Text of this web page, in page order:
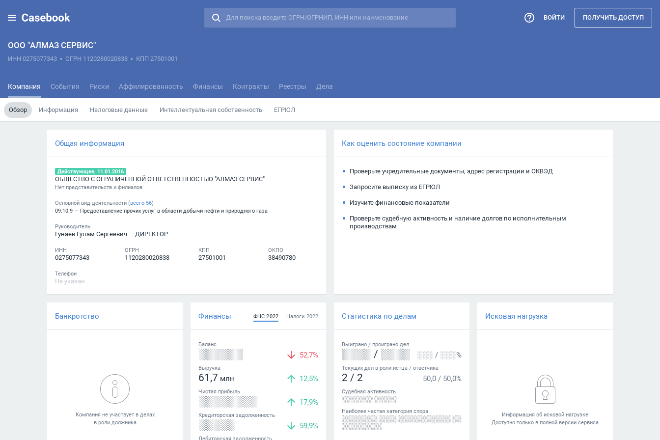
ООО "АЛМАЗ СЕРВИС"
ИНН 0275077343 • ОГРН 1120280020838 • КПП 27501001
Компания События Риски Аффилированность Финансы Контракты Реестры Дела
Обзор Информация Налоговые данные Интеллектуальная собственность ЕГРЮЛ
ВОЙТИ ПОЛУЧИТЬ ДОСТУП
Общая информация
Действующее, 11.01.2016
ОБЩЕСТВО С ОГРАНИЧЕННОЙ ОТВЕТСТВЕННОСТЬЮ "АЛМАЗ СЕРВИС"
Нет представительств и филиалов
Основной вид деятельности (всего 56)
09.10.9 — Предоставление прочих услуг в области добычи нефти и природного газа
Руководитель
Гунаев Гулам Сергеевич — ДИРЕКТОР
ИНН
0275077343
ОГРН
1120280020838
КПП
27501001
ОКПО
38490780
Телефон
Не указан
Как оценить состояние компании
Проверьте учредительные документы, адрес регистрации и ОКВЭД
Запросите выписку из ЕГРЮЛ
Изучите финансовые показатели
Проверьте судебную активность и наличие долгов по исполнительным
производствам
Банкротство Финансы ФНС 2022 Налоги 2022
Баланс
░░░░░░ 52,7%
Выручка
61,7 млн 12,5%
Чистая прибыль
░░░░░░░░ 17,9%
Кредиторская задолженность
░░░░░ 59,9%
Дебиторская задолженность
Статистика по делам
Выиграно / проиграно дел
░░░░ / ░░░░ ░░░ / ░░░%
Текущих дел в роли истца / ответчика
2 / 2 50,0 / 50,0%
Судебная активность
░░░░░░░ ░░░░░
Наиболее частая категория спора
░░░░░░░░ ░░░░ ░░░░░░░░░░░░ ░░
░░░░░░░░░
Исковая нагрузка